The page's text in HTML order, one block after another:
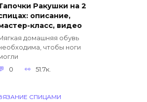
Ракушки на 2
описание,
класс, видео
домашняя обувь
чтобы ноги
0
51.7к.
СПИЦАМИ